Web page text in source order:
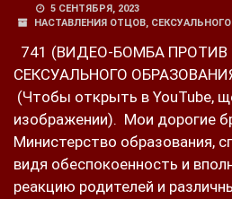
5 СЕНТЯБРЯ, 2023
НАСТАВЛЕНИЯ ОТЦОВ,
741 (ВИДЕО-БОМБА
СЕКСУАЛЬНОГО
(Чтобы открыть в YouTube,
изображении). Мои дорогие
Министерство образования,
видя обеспокоенность и
реакцию родителей и